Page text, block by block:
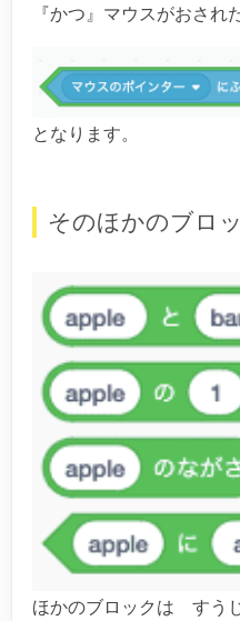
『かつ』マウスがおされ
となります。
そのほかのブロ
ほかのブロックは すう